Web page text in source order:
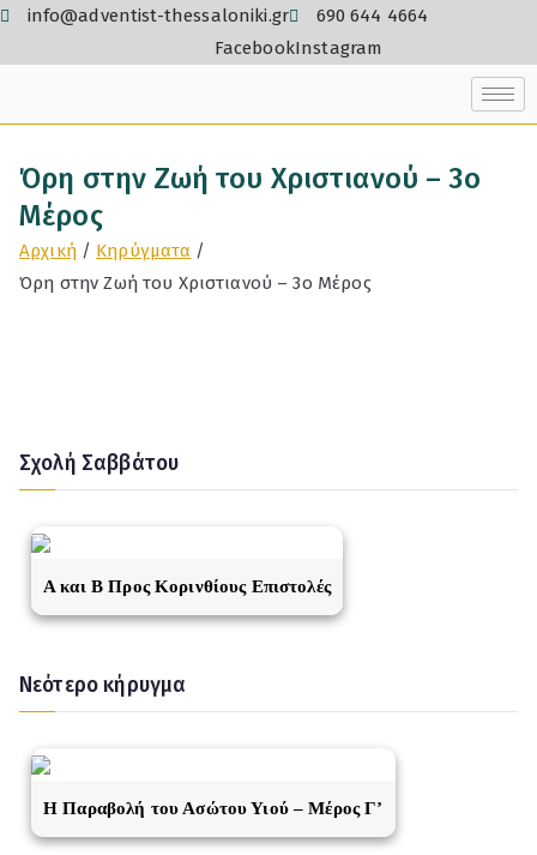
info@adventist-thessaloniki.gr
690 644 4664
FacebookInstagram
Όρη στην Ζωή του Χριστιανού – 3ο
Μέρος
Αρχική
Κηρύγματα
Όρη στην Ζωή του Χριστιανού – 3ο Μέρος
Σχολή Σαββάτου
A και Β Προς Κορινθίους Επιστολές
Νεότερο κήρυγμα
Η Παραβολή του Ασώτου Υιού – Μέρος Γ’